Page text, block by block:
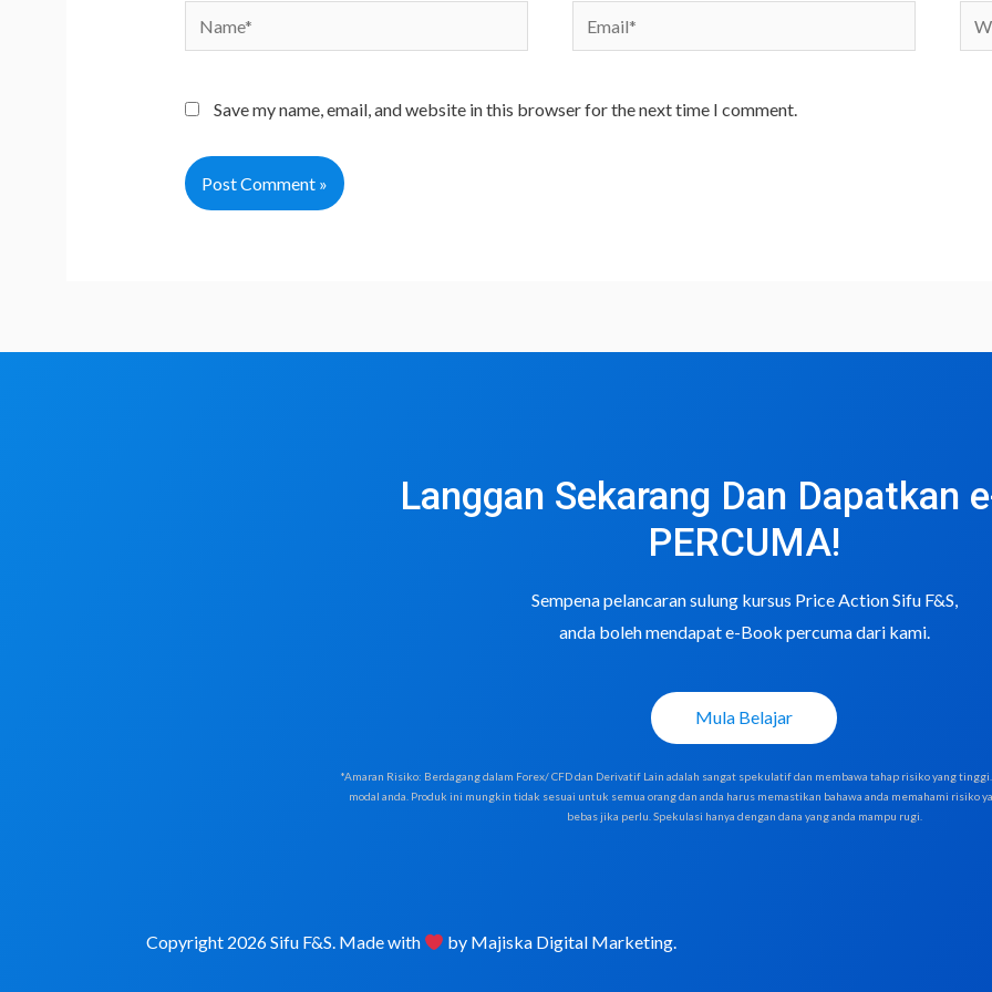
Name* Email*
Save my name, email, and website in this browser for the next time I comment.
Langgan Sekarang Dan Dapatkan
PERCUMA!
Sempena pelancaran sulung kursus Price Action Sifu F&S,
anda boleh mendapat e-Book percuma dari kami.
Mula Belajar
*Amaran Risiko: Berdagang dalam Forex/ CFD dan Derivatif Lain adalah sangat spekulatif dan membawa tahap risiko yang
modal anda. Produk ini mungkin tidak sesuai untuk semua orang dan anda harus memastikan bahawa anda memahami risiko
bebas jika perlu. Spekulasi hanya dengan dana yang anda mampu rugi.
Copyright 2026 Sifu F&S. Made with by Majiska Digital Marketing.